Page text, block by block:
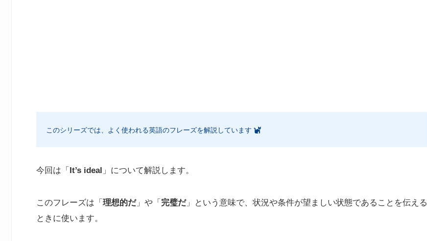
このシリーズでは、よく使われる英語のフレーズを解説しています
今回は「 It’s ideal 」について解説します。
このフレーズは「 理想的だ」や「 完璧だ」という意味で、状況や条件が望ましい状態であることを伝える
ときに使います。